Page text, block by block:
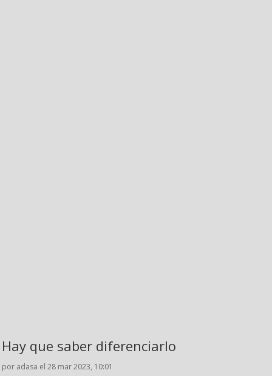
Hay que saber diferenciarlo
por adasa el 28 mar 2023, 10:01